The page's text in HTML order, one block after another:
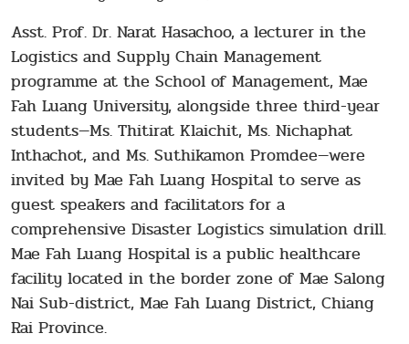
Asst. Prof. Dr. Narat Hasachoo, a lecturer in the
Logistics and Supply Chain Management
programme at the School of Management, Mae
Fah Luang University, alongside three third-year
students—Ms. Thitirat Klaichit, Ms. Nichaphat
Inthachot, and Ms. Suthikamon Promdee—were
invited by Mae Fah Luang Hospital to serve as
guest speakers and facilitators for a
comprehensive Disaster Logistics simulation drill.
Mae Fah Luang Hospital is a public healthcare
facility located in the border zone of Mae Salong
Nai Sub-district, Mae Fah Luang District, Chiang
Rai Province.